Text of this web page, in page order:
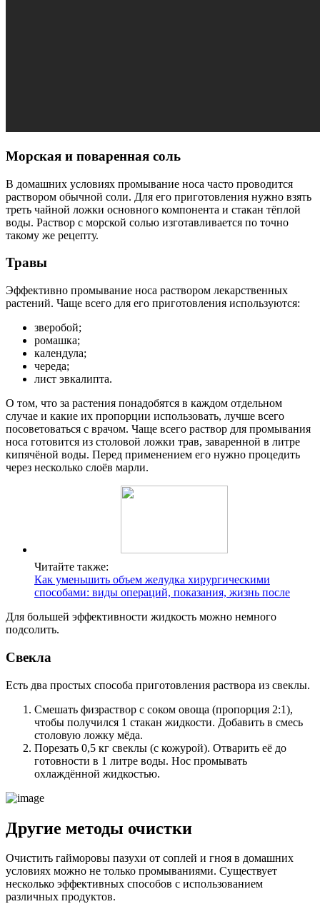
Морская и поваренная соль
В домашних условиях промывание носа часто проводится
раствором обычной соли. Для его приготовления нужно взять
треть чайной ложки основного компонента и стакан тёплой
воды. Раствор с морской солью изготавливается по точно
такому же рецепту.
Травы
Эффективно промывание носа раствором лекарственных
растений. Чаще всего для его приготовления используются:
зверобой;
ромашка;
календула;
череда;
лист эвкалипта.
О том, что за растения понадобятся в каждом отдельном
случае и какие их пропорции использовать, лучше всего
посоветоваться с врачом. Чаще всего раствор для промывания
носа готовится из столовой ложки трав, заваренной в литре
кипячёной воды. Перед применением его нужно процедить
через несколько слоёв марли.
Читайте также:
Как уменьшить объем желудка хирургическими
способами: виды операций, показания, жизнь после
Для большей эффективности жидкость можно немного
подсолить.
Свекла
Есть два простых способа приготовления раствора из свеклы.
Смешать физраствор с соком овоща (пропорция 2:1),
чтобы получился 1 стакан жидкости. Добавить в смесь
столовую ложку мёда.
Порезать 0,5 кг свеклы (с кожурой). Отварить её до
готовности в 1 литре воды. Нос промывать
охлаждённой жидкостью.
Другие методы очистки
Очистить гайморовы пазухи от соплей и гноя в домашних
условиях можно не только промываниями. Существует
несколько эффективных способов с использованием
различных продуктов.